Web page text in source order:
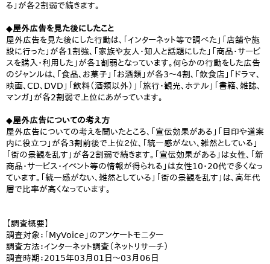
る」が各2割弱で続きます。
◆屋外広告を見た後にしたこと
屋外広告を見た後にした行動は、「インターネット等で調べた」「店舗や施
設に行った」が各1割強、「家族や友人・知人と話題にした」「商品・サービ
スを購入・利用した」が各1割弱となっています。何らかの行動をした広告
のジャンルは、「食品、お菓子」「お酒類」が各3～4割、「飲食店」「ドラマ、
映画、CD、DVD」「飲料（酒類以外）」「旅行・観光、ホテル」「書籍、雑誌、
マンガ」が各2割弱で上位にあがっています。
◆屋外広告についての考え方
屋外広告についての考えを聞いたところ、「宣伝効果がある」「目印や道案
内に役立つ」が各3割前後で上位２位、「統一感がない、雑然としている」
「街の景観を乱す」が各2割弱で続きます。「宣伝効果がある」は女性、「新
商品・サービス・イベント等の情報が得られる」は女性10・20代で多くなっ
ています。「統一感がない、雑然としている」「街の景観を乱す」は、高年代
層で比率が高くなっています。
【調査概要】
調査対象：「MyVoice」のアンケートモニター
調査方法：インターネット調査（ネットリサーチ）
調査時期：2015年03月01日～03月06日